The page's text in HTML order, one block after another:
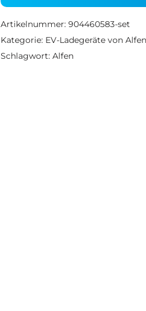
Artikelnummer: 904460583-set
Kategorie: EV-Ladegeräte von Alfen
Schlagwort: Alfen